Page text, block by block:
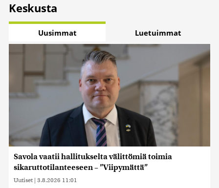
Keskusta
Uusimmat Luetuimmat
Savola vaatii hallitukselta välittömiä toimia
sikaruttotilanteeseen – ”Viipymättä”
Uutiset | 3.8.2026 11:01